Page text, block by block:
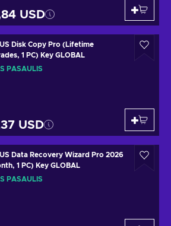
USD
Disk Copy Pro (Lifetime
Upgrades, 1 PC) Key GLOBAL
PASAULIS
USD
Data Recovery Wizard Pro 2026
1 PC) Key GLOBAL
PASAULIS